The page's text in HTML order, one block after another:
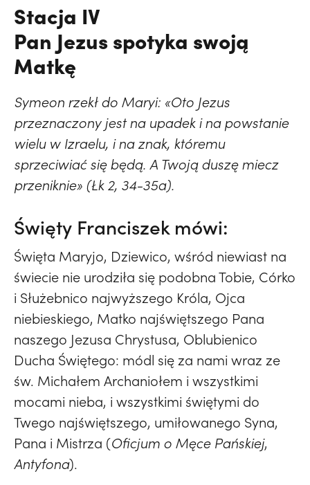
Stacja IV
Pan Jezus spotyka swoją
Matkę
Symeon rzekł do Maryi: «Oto Jezus
przeznaczony jest na upadek i na powstanie
wielu w Izraelu, i na znak, któremu
sprzeciwiać się będą. A Twoją duszę miecz
przeniknie» (Łk 2, 34-35a).
Święty Franciszek mówi:
Święta Maryjo, Dziewico, wśród niewiast na
świecie nie urodziła się podobna Tobie, Córko
i Służebnico najwyższego Króla, Ojca
niebieskiego, Matko najświętszego Pana
naszego Jezusa Chrystusa, Oblubienico
Ducha Świętego: módl się za nami wraz ze
św. Michałem Archaniołem i wszystkimi
mocami nieba, i wszystkimi świętymi do
Twego najświętszego, umiłowanego Syna,
Pana i Mistrza (Oficjum o Męce Pańskiej,
Antyfona).